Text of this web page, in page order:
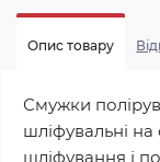
Опис товару
Смужки
шліфувальні на
шліфування і